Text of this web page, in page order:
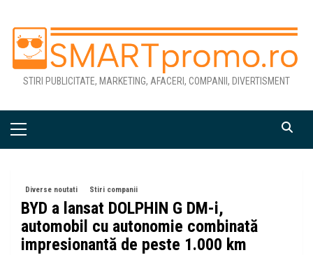
content
STIRI PUBLICITATE, MARKETING, AFACERI, COMPANII, DIVERTISMENT
Primary
Diverse noutati Stiri companii
BYD a lansat DOLPHIN G DM-i,
automobil cu autonomie combinată
impresionantă de peste 1.000 km